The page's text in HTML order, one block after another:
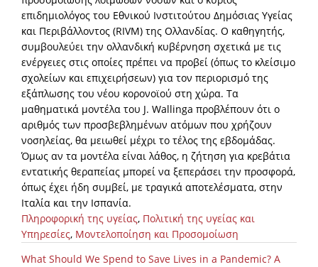
Publications for Libraries
Informational Publications
News & Information
News
Events
Press Centre
"Innovation, Research & Technology" magazine
Contact
επιδημιολόγος του Εθνικού Ινστιτούτου Δημόσιας Υγείας
και Περιβάλλοντος (RIVM) της Ολλανδίας. Ο καθηγητής,
συμβουλεύει την ολλανδική κυβέρνηση σχετικά με τις
ενέργειες στις οποίες πρέπει να προβεί (όπως το κλείσιμο
σχολείων και επιχειρήσεων) για τον περιορισμό της
εξάπλωσης του νέου κορονοϊού στη χώρα. Τα
μαθηματικά μοντέλα του J. Wallinga προβλέπουν ότι ο
αριθμός των προσβεβλημένων ατόμων που χρήζουν
νοσηλείας, θα μειωθεί μέχρι το τέλος της εβδομάδας.
Όμως αν τα μοντέλα είναι λάθος, η ζήτηση για κρεβάτια
εντατικής θεραπείας μπορεί να ξεπεράσει την προσφορά,
όπως έχει ήδη συμβεί, με τραγικά αποτελέσματα, στην
Ιταλία και την Ισπανία.
Πληροφορική της υγείας, Πολιτική της υγείας και
Υπηρεσίες, Μοντελοποίηση και Προσομοίωση
What Should We Spend to Save Lives in a Pandemic? A